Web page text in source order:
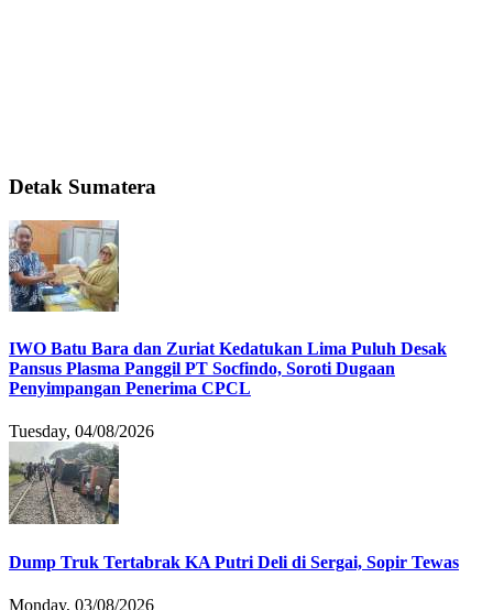
Detak Sumatera
IWO Batu Bara dan Zuriat Kedatukan Lima Puluh Desak
Pansus Plasma Panggil PT Socfindo, Soroti Dugaan
Penyimpangan Penerima CPCL
Tuesday, 04/08/2026
Dump Truk Tertabrak KA Putri Deli di Sergai, Sopir Tewas
Monday, 03/08/2026